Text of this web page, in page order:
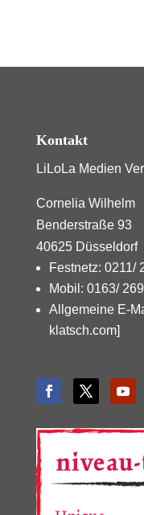
Kontakt
LiLoLa Medien
Cornelia Wilhelm
Benderstraße 93
40625 Düsseldorf
Festnetz: 0211/
Mobil: 0163/
Allgemeine E-
klatsch.com]